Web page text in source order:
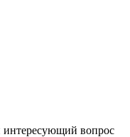
интересующий вопрос